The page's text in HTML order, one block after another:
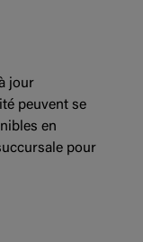
jour
peuvent se
en
pour